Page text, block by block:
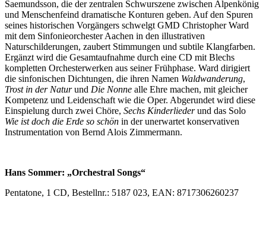
Saemundsson, die der zentralen Schwurszene zwischen Alpenkönig
und Menschenfeind dramatische Konturen geben. Auf den Spuren
seines historischen Vorgängers schwelgt GMD Christopher Ward
mit dem Sinfonieorchester Aachen in den illustrativen
Naturschilderungen, zaubert Stimmungen und subtile Klangfarben.
Ergänzt wird die Gesamtaufnahme durch eine CD mit Blechs
kompletten Orchesterwerken aus seiner Frühphase. Ward dirigiert
die sinfonischen Dichtungen, die ihren Namen Waldwanderung,
Trost in der Naturund Die Nonne alle Ehre machen, mit gleicher
Kompetenz und Leidenschaft wie die Oper. Abgerundet wird diese
Einspielung durch zwei Chöre, Sechs Kinderliederund das Solo
Wie ist doch die Erde so schön in der unerwartet konservativen
Instrumentation von Bernd Alois Zimmermann.
Hans Sommer: „Orchestral Songs“
Pentatone, 1 CD, Bestellnr.: 5187 023, EAN: 8717306260237